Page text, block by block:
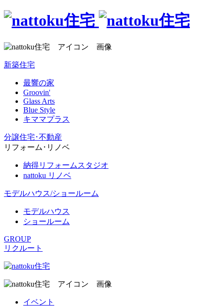
新築住宅
最響の家
Groovin'
Glass Arts
Blue Style
キママプラス
分譲住宅･不動産
リフォーム･リノベ
納得リフォームスタジオ
nattoku リノベ
モデルハウス/ショールーム
モデルハウス
ショールーム
GROUP
リクルート
イベント